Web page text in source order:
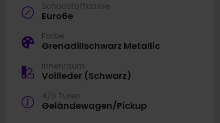
Schadstoffklasse
Euro6e
Farbe
Grenadillschwarz Metallic
Innenraum
Vollleder (Schwarz)
4/5 Türen
Geländewagen/Pickup